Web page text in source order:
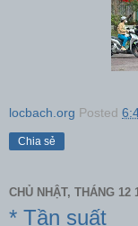
locbach.org Posted
Chia sẻ
CHỦ NHẬT, THÁNG 12
* Tần suất